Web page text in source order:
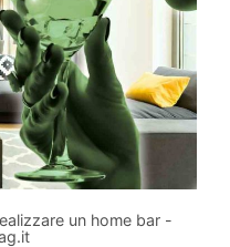
un home bar -